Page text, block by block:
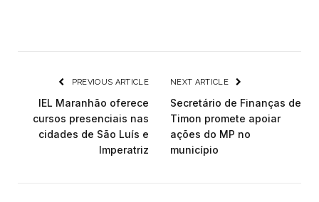
PREVIOUS ARTICLE
IEL Maranhão oferece
cursos presenciais nas
cidades de São Luís e
Imperatriz
NEXT ARTICLE
Secretário de Finanças de
Timon promete apoiar
ações do MP no
município